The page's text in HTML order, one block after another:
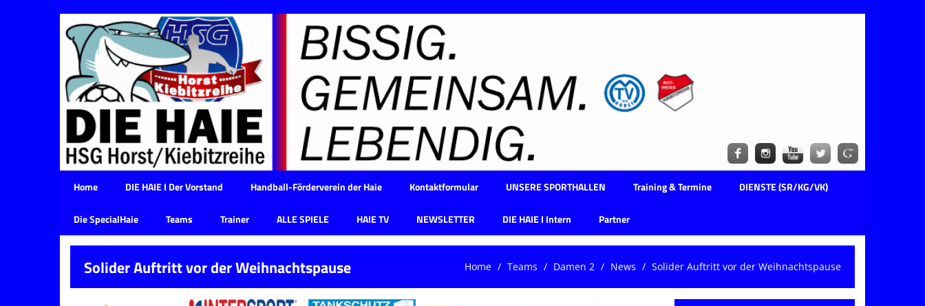
Home DIE HAIE I Der Vorstand Handball-Förderverein der Haie Kontaktformular UNSERE SPORTHALLEN Training & Termine DIENSTE (SR/KG/VK)
Die SpecialHaie Teams Trainer ALLE SPIELE HAIE TV NEWSLETTER DIE HAIE I Intern Partner
Solider Auftritt vor der Weihnachtspause Home Teams Damen 2 News Solider Auftritt vor der Weihnachtspause